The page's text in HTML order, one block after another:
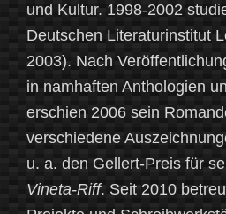
und Kultur. 1998-2002
Deutschen Literaturinstitut
2003). Nach
in namhaften Anthologien
erschien 2006 sein
verschiedene
u. a. den Gellert-Preis für
Vineta-Riff. Seit 2010